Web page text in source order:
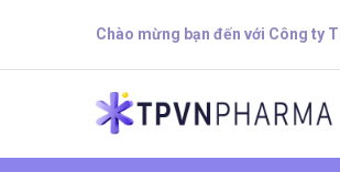
Chào mừng bạn đến với Công ty